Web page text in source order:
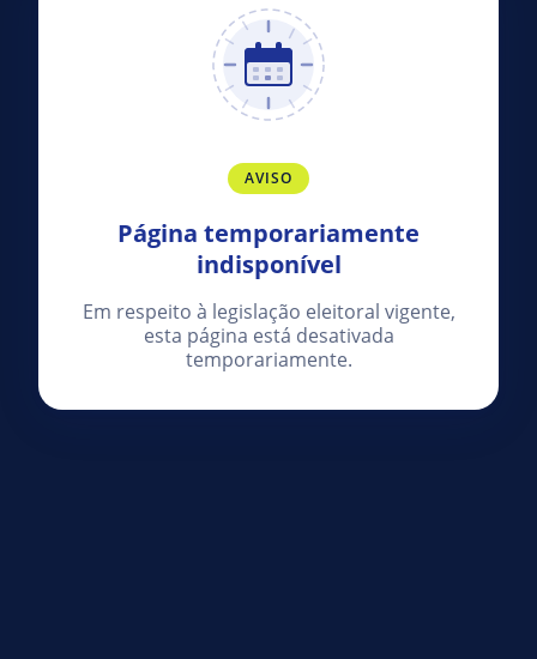
AVISO
Página temporariamente
indisponível
Em respeito à legislação eleitoral vigente,
esta página está desativada
temporariamente.